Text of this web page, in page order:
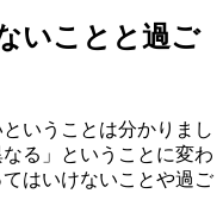
いことと過ご
いうことは分かりまし
る」ということに変わ
はいけないことや過ご